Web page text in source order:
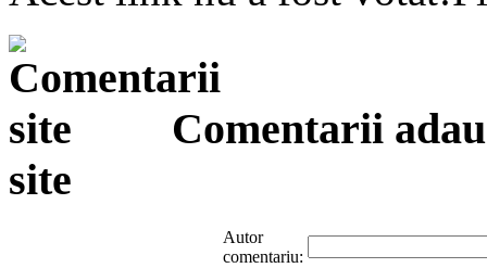
Comentarii
site
Autor
comentariu: